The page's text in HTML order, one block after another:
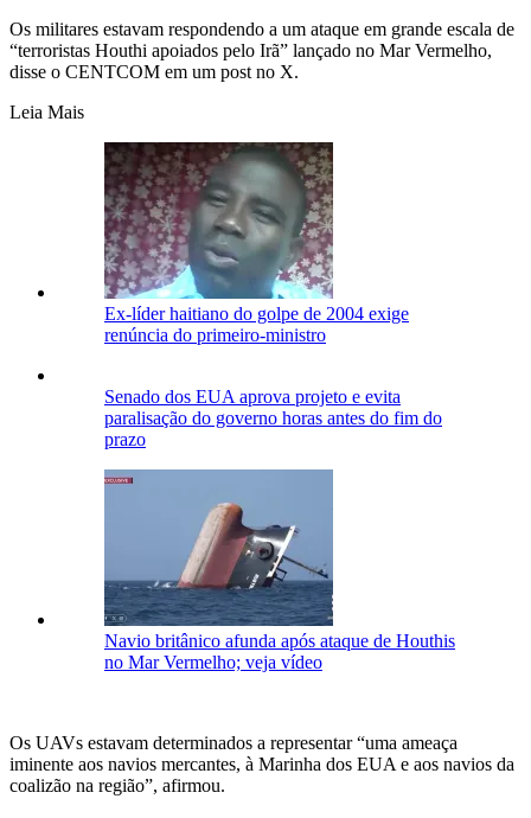
Os militares estavam respondendo a um ataque em grande escala de
“terroristas Houthi apoiados pelo Irã” lançado no Mar Vermelho,
disse o CENTCOM em um post no X.
Leia Mais
Ex-líder haitiano do golpe de 2004 exige
renúncia do primeiro-ministro
Senado dos EUA aprova projeto e evita
paralisação do governo horas antes do fim do
prazo
Navio britânico afunda após ataque de Houthis
no Mar Vermelho; veja vídeo
Os UAVs estavam determinados a representar “uma ameaça
iminente aos navios mercantes, à Marinha dos EUA e aos navios da
coalizão na região”, afirmou.